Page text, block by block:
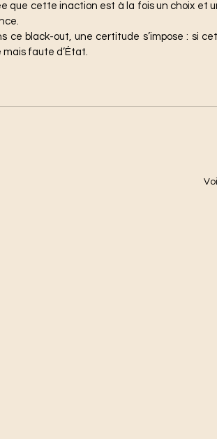
que cette inaction est à la fois un choix et
faute d’État.